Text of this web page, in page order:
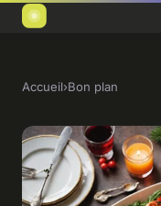
Accueil›Bon plan